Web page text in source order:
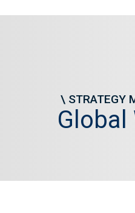
\ STRATEGY
Global